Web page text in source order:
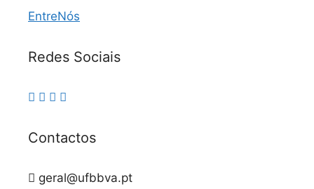
EntreNós
Redes Sociais
Contactos
geral@ufbbva.pt